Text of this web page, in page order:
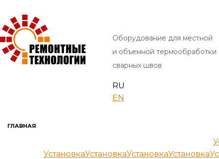
Оборудование для местной
и объемной термообработки
сварных швов
RU
EN
ГЛАВНАЯ
УстановкаУстановкаУстановкаУстановка